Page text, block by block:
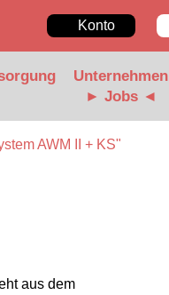
Konto
Unternehmen
► Jobs ◄
AWM II + KS"
aus dem